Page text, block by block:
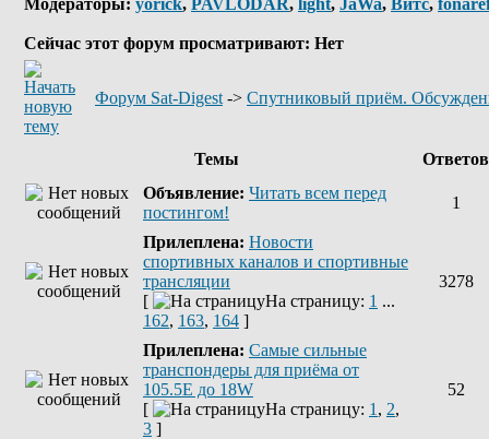
Модераторы: yorick, PAVLODAR, light, JaWa, Витс,
Сейчас этот форум просматривают: Нет
Форум Sat-Digest -> Спутниковый приём.
Темы
Объявление: Читать всем перед
постингом!
1
Прилеплена: Новости
спортивных каналов и спортивные
трансляции
[
На страницу: 1 ...
162, 163, 164 ]
3278
Прилеплена: Самые сильные
транспондеры для приёма от
105.5Е до 18W
[
На страницу: 1 , 2,
3 ]
52